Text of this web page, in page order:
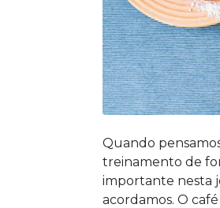
Quando
treinamento de
importante nesta
acordamos. O